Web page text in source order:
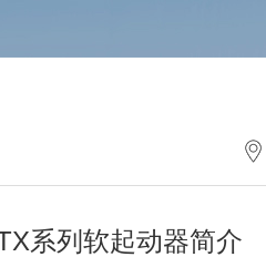
系列软起动器简介